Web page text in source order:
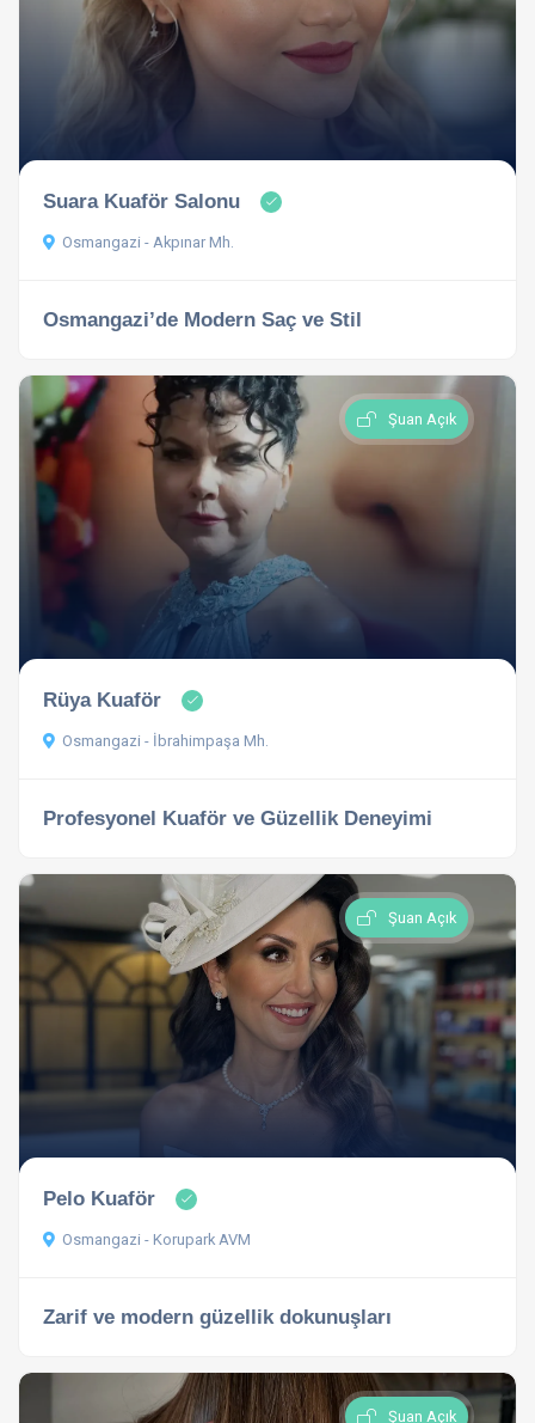
Suara Kuaför Salonu
Osmangazi - Akpınar Mh.
Osmangazi’de Modern Saç ve Stil
Şuan Açık
Rüya Kuaför
Osmangazi - İbrahimpaşa Mh.
Profesyonel Kuaför ve Güzellik Deneyimi
Şuan Açık
Pelo Kuaför
Osmangazi - Korupark AVM
Zarif ve modern güzellik dokunuşları
Şuan Açık